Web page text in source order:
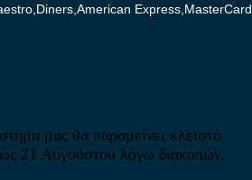
Express,MasterCard.
μας θα παραμείνει κλειστό
21 Αυγούστου λόγω διακοπών.